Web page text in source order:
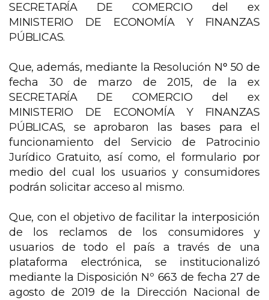
SECRETARÍA DE COMERCIO del ex
MINISTERIO DE ECONOMÍA Y FINANZAS
PÚBLICAS.
Que, además, mediante la Resolución N° 50 de
fecha 30 de marzo de 2015, de la ex
SECRETARÍA DE COMERCIO del ex
MINISTERIO DE ECONOMÍA Y FINANZAS
PÚBLICAS, se aprobaron las bases para el
funcionamiento del Servicio de Patrocinio
Jurídico Gratuito, así como, el formulario por
medio del cual los usuarios y consumidores
podrán solicitar acceso al mismo.
Que, con el objetivo de facilitar la interposición
de los reclamos de los consumidores y
usuarios de todo el país a través de una
plataforma electrónica, se institucionalizó
mediante la Disposición Nº 663 de fecha 27 de
agosto de 2019 de la Dirección Nacional de